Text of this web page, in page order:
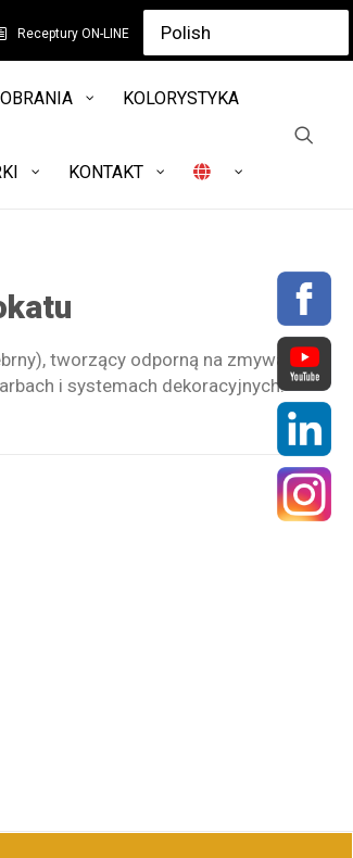
Receptury ON-LINE
KOLORYSTYKA
KONTAKT
tworzący odporną na zmywanie
i systemach dekoracyjnych.